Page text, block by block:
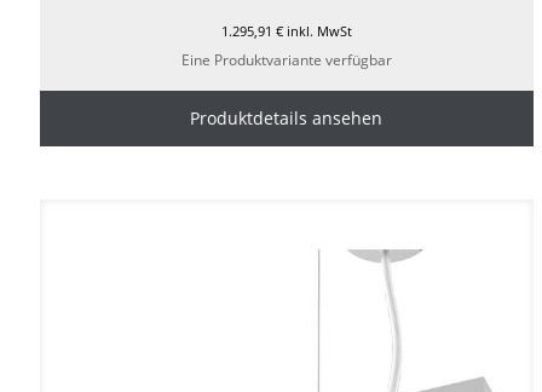
1.295,91 €inkl. MwSt
Eine Produktvariante verfügbar
Produktdetails ansehen